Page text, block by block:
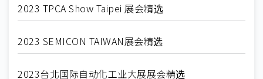
2023 TPCA Show Taipei 展会精选
2023 SEMICON TAIWAN展会精选
2023台北国际自动化工业大展展会精选